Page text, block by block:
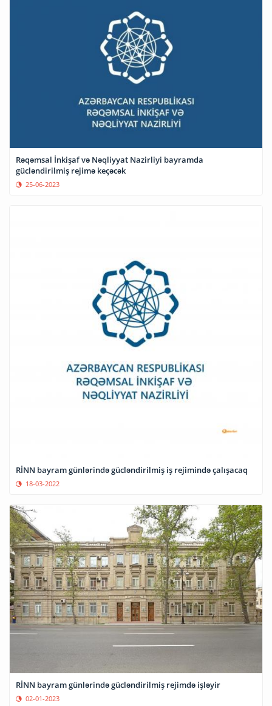
Rəqəmsal İnkişaf və Nəqliyyat Nazirliyi bayramda
gücləndirilmiş rejimə keçəcək
25-06-2023
RİNN bayram günlərində gücləndirilmiş iş rejimində çalışacaq
18-03-2022
RİNN bayram günlərində gücləndirilmiş rejimdə işləyir
02-01-2023